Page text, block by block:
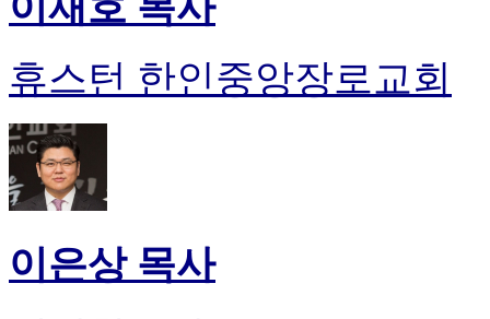
휴스턴 한인중앙장로교회
이은상 목사